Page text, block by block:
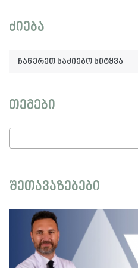
ძიება
ჩაწერეთ
თემები
შეთავაზებები